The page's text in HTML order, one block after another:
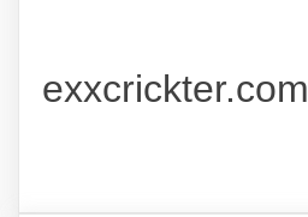
exxcrickter.com